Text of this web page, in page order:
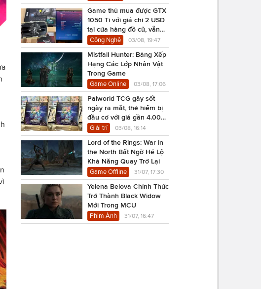
Game thủ mua được GTX
1050 Ti với giá chỉ 2 USD
tại cửa hàng đồ cũ, vẫn
chạy Cyberpunk 2077
Công Nghệ 03/08, 19:47
Mistfall Hunter: Bảng Xếp
Hạng Các Lớp Nhân Vật
Trong Game
Game Online 03/08, 17:06
Palworld TCG gây sốt
ngày ra mắt, thẻ hiếm bị
đầu cơ với giá gần 4.000
USD
Giải trí 03/08, 16:14
Lord of the Rings: War in
the North Bất Ngờ Hé Lộ
Khả Năng Quay Trở Lại
Game Offline 31/07, 17:30
Yelena Belova Chính Thức
Trở Thành Black Widow
Mới Trong MCU
Phim Ảnh 31/07, 16:47